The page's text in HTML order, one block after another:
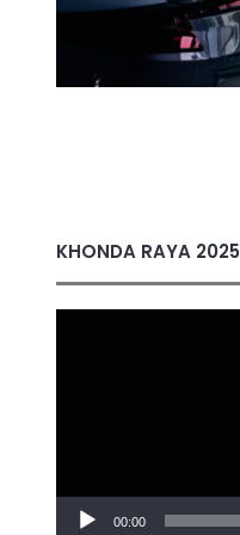
KHONDA RAYA 2025
00:00